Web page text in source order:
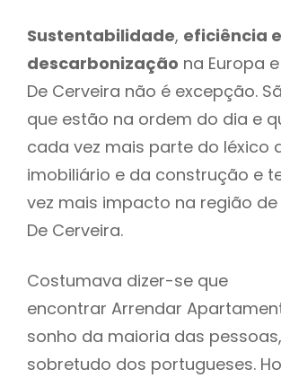
Sustentabilidade, eficiência
descarbonização na Europa
De Cerveira não é excepção.
que estão na ordem do dia e
cada vez mais parte do léxico
imobiliário e da construção e
vez mais impacto na região de
De Cerveira.
Costumava dizer-se que
encontrar Arrendar
sonho da maioria das
sobretudo dos portugueses.